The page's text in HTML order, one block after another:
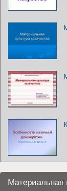
Материальная